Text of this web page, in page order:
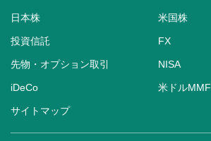
日本株 米国株
投資信託 FX
先物・オプション取引 NISA
iDeCo 米ドルMMF
サイトマップ